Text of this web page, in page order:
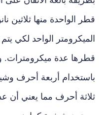
قطر الواحدة منها ثلاثين
الميكرومتر الواحد لكي
قطرها عدة ميكرومترات.
باستخدام أربعة أحرف
ثلاثة أحرف مما يعني أن